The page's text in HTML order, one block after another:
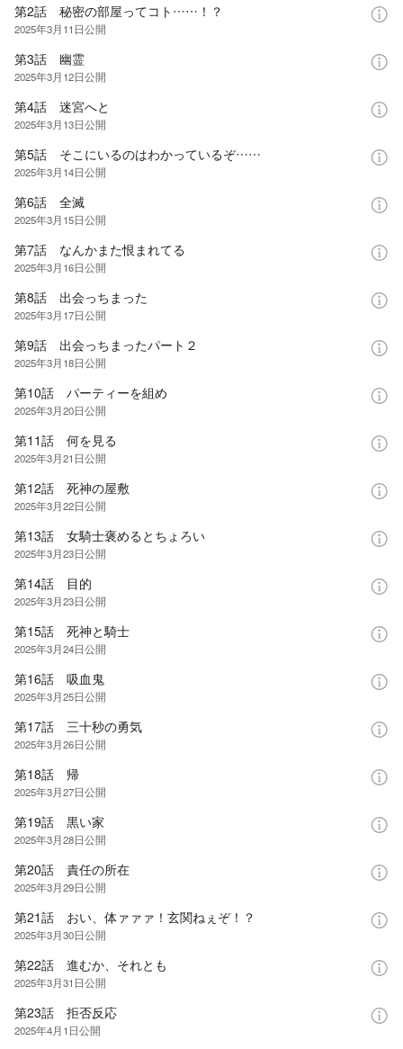
第2話 秘密の部屋ってコト……！？
2025年3月11日公開
第3話 幽霊
2025年3月12日公開
第4話 迷宮へと
2025年3月13日公開
第5話 そこにいるのはわかっているぞ……
2025年3月14日公開
第6話 全滅
2025年3月15日公開
第7話 なんかまた恨まれてる
2025年3月16日公開
第8話 出会っちまった
2025年3月17日公開
第9話 出会っちまったパート２
2025年3月18日公開
第10話 パーティーを組め
2025年3月20日公開
第11話 何を見る
2025年3月21日公開
第12話 死神の屋敷
2025年3月22日公開
第13話 女騎士褒めるとちょろい
2025年3月23日公開
第14話 目的
2025年3月23日公開
第15話 死神と騎士
2025年3月24日公開
第16話 吸血鬼
2025年3月25日公開
第17話 三十秒の勇気
2025年3月26日公開
第18話 帰
2025年3月27日公開
第19話 黒い家
2025年3月28日公開
第20話 責任の所在
2025年3月29日公開
第21話 おい、体ァァァ！玄関ねぇぞ！？
2025年3月30日公開
第22話 進むか、それとも
2025年3月31日公開
第23話 拒否反応
2025年4月1日公開